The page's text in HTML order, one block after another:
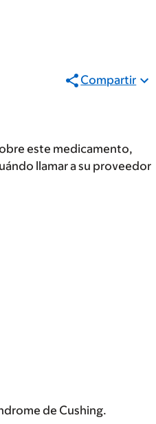
Compartir
este medicamento,
llamar a su proveedor
de Cushing.